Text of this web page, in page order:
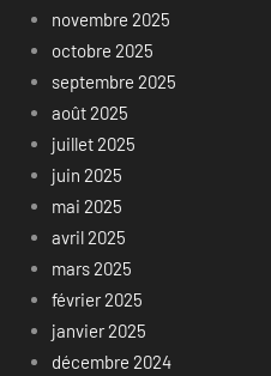
novembre 2025
octobre 2025
septembre 2025
août 2025
juillet 2025
juin 2025
mai 2025
avril 2025
mars 2025
février 2025
janvier 2025
décembre 2024